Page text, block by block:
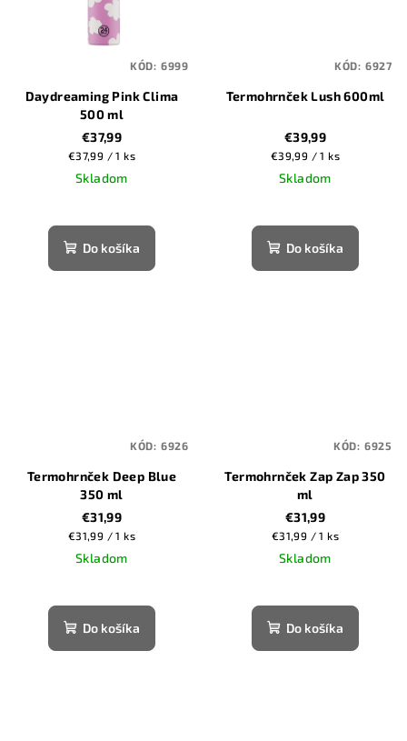
Daydreaming Pink Clima
500 ml
€37,99
Jednotková
cena:
€37,99 / 1 ks
Skladom
Do košíka
KÓD: 6999
Termohrnček Lush 600ml
€39,99
Jednotková
cena:
€39,99 / 1 ks
Skladom
Do košíka
KÓD: 6927
Termohrnček Deep Blue
350 ml
€31,99
Jednotková
cena:
€31,99 / 1 ks
Skladom
Do košíka
KÓD: 6926
Termohrnček Zap Zap 350
ml
€31,99
Jednotková
cena:
€31,99 / 1 ks
Skladom
Do košíka
KÓD: 6925